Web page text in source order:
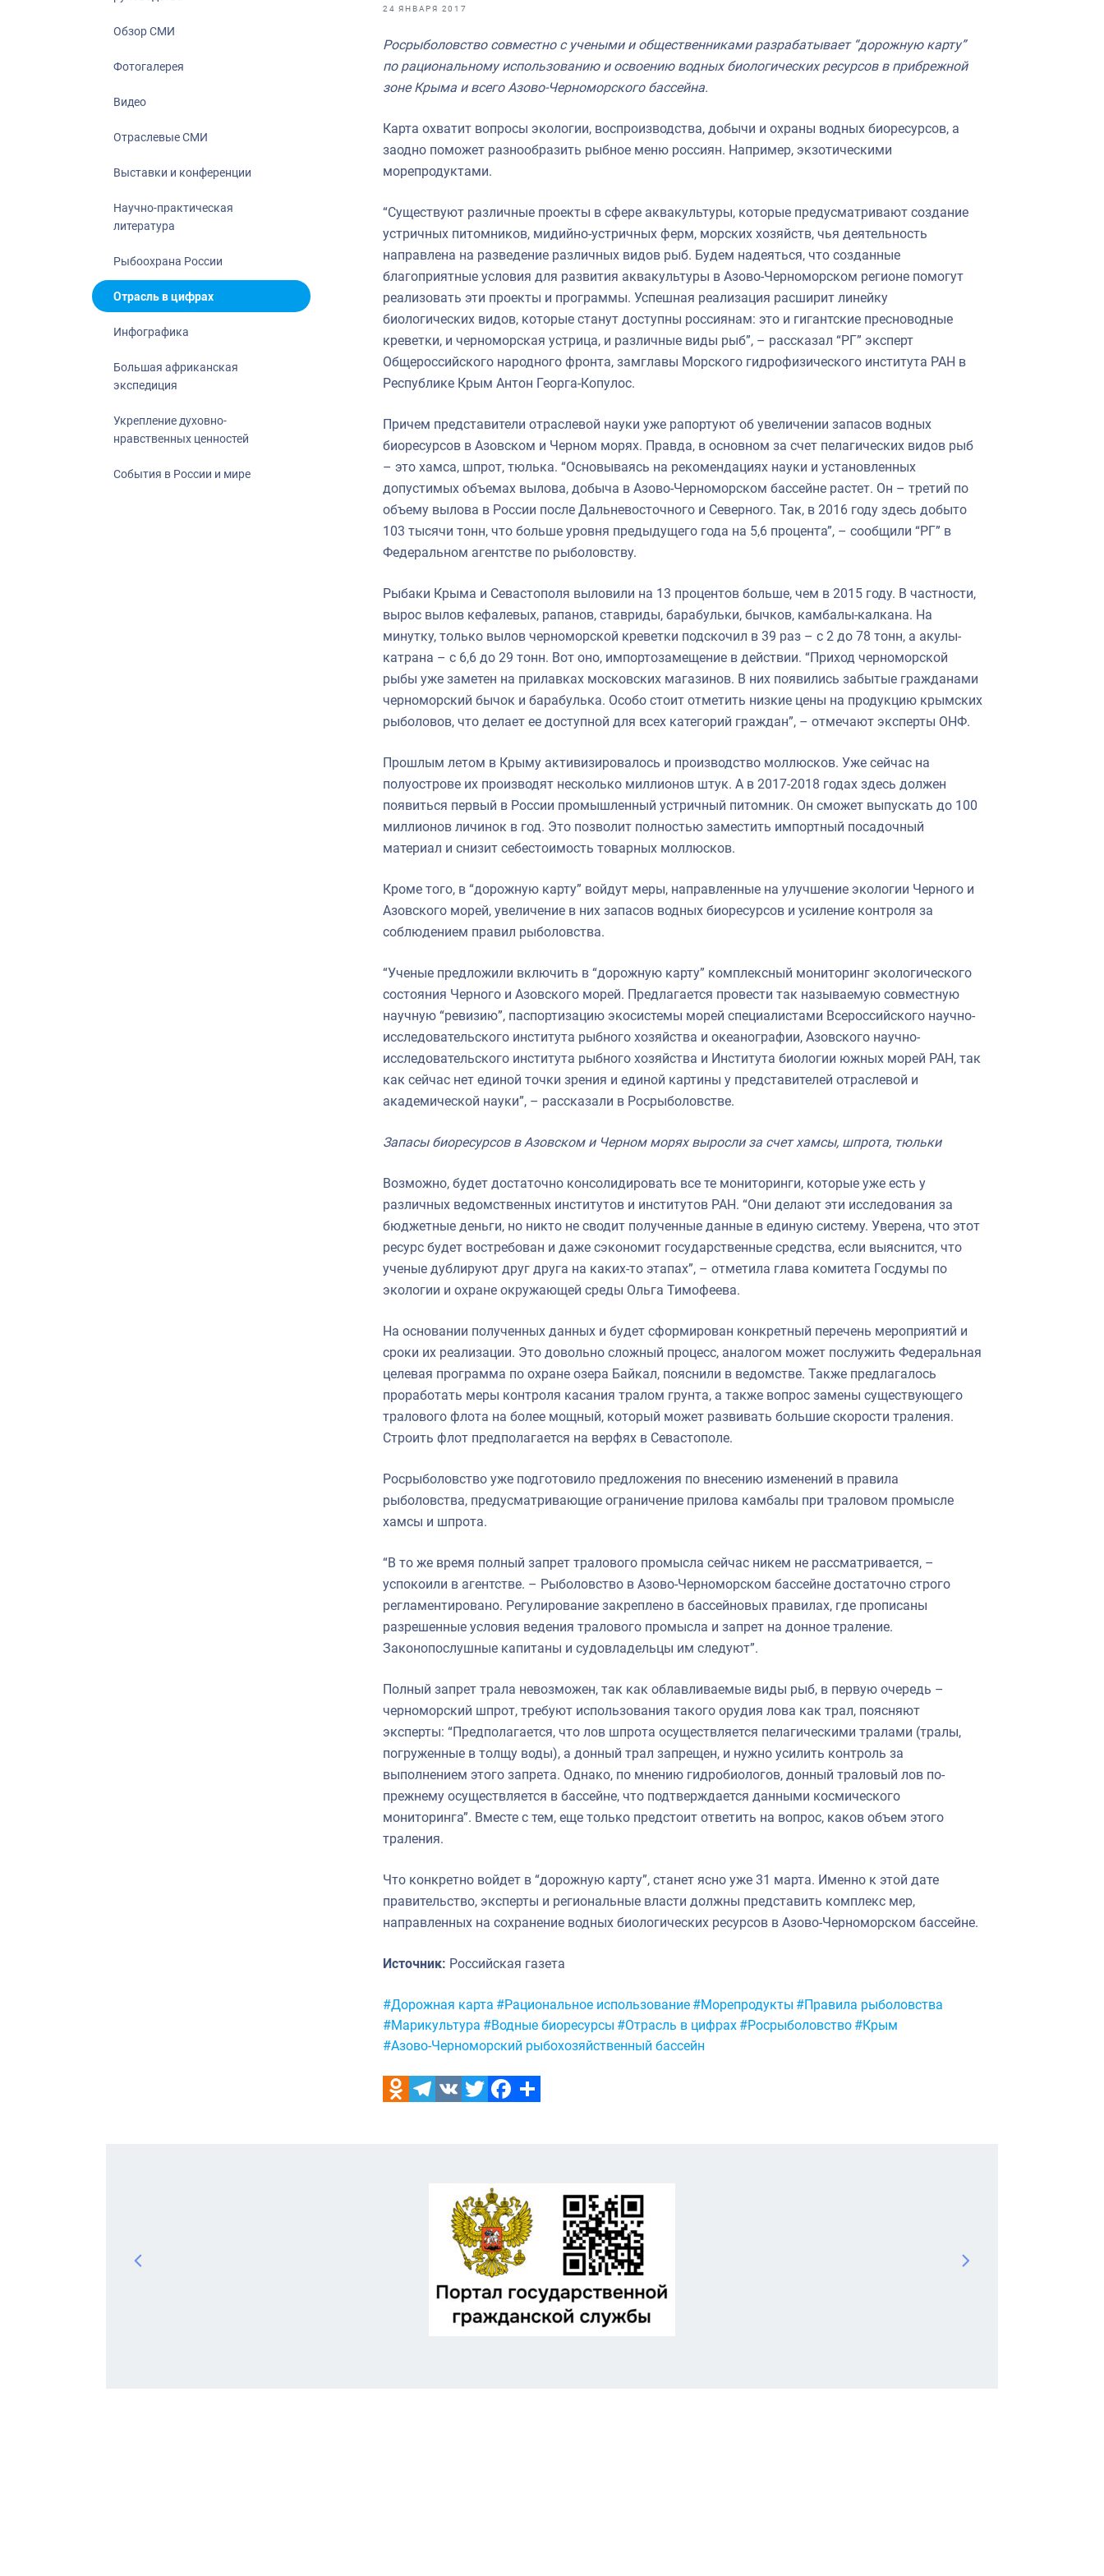
Большая африканская экспедиция
Укрепление духовно-нравственных
События в России и мире
Обзор СМИ
Фотогалерея
Видео
Отраслевые СМИ
Выставки и конференции
Научно-практическая
литература
Рыбоохрана России
Отрасль в цифрах
Инфографика
Большая африканская
экспедиция
Укрепление духовно-
нравственных ценностей
События в России и мире
24 ЯНВАРЯ 2017
Росрыболовство совместно с учеными и общественниками разрабатывает “дорожную карту”
по рациональному использованию и освоению водных биологических ресурсов в прибрежной
зоне Крыма и всего Азово-Черноморского бассейна.
Карта охватит вопросы экологии, воспроизводства, добычи и охраны водных биоресурсов, а
заодно поможет разнообразить рыбное меню россиян. Например, экзотическими
морепродуктами.
“Существуют различные проекты в сфере аквакультуры, которые предусматривают создание
устричных питомников, мидийно-устричных ферм, морских хозяйств, чья деятельность
направлена на разведение различных видов рыб. Будем надеяться, что созданные
благоприятные условия для развития аквакультуры в Азово-Черноморском регионе помогут
реализовать эти проекты и программы. Успешная реализация расширит линейку
биологических видов, которые станут доступны россиянам: это и гигантские пресноводные
креветки, и черноморская устрица, и различные виды рыб”, – рассказал “РГ” эксперт
Общероссийского народного фронта, замглавы Морского гидрофизического института РАН в
Республике Крым Антон Георга-Копулос.
Причем представители отраслевой науки уже рапортуют об увеличении запасов водных
биоресурсов в Азовском и Черном морях. Правда, в основном за счет пелагических видов рыб
– это хамса, шпрот, тюлька. “Основываясь на рекомендациях науки и установленных
допустимых объемах вылова, добыча в Азово-Черноморском бассейне растет. Он – третий по
объему вылова в России после Дальневосточного и Северного. Так, в 2016 году здесь добыто
103 тысячи тонн, что больше уровня предыдущего года на 5,6 процента”, – сообщили “РГ” в
Федеральном агентстве по рыболовству.
Рыбаки Крыма и Севастополя выловили на 13 процентов больше, чем в 2015 году. В частности,
вырос вылов кефалевых, рапанов, ставриды, барабульки, бычков, камбалы-калкана. На
минутку, только вылов черноморской креветки подскочил в 39 раз – с 2 до 78 тонн, а акулы-
катрана – с 6,6 до 29 тонн. Вот оно, импортозамещение в действии. “Приход черноморской
рыбы уже заметен на прилавках московских магазинов. В них появились забытые гражданами
черноморский бычок и барабулька. Особо стоит отметить низкие цены на продукцию крымских
рыболовов, что делает ее доступной для всех категорий граждан”, – отмечают эксперты ОНФ.
Прошлым летом в Крыму активизировалось и производство моллюсков. Уже сейчас на
полуострове их производят несколько миллионов штук. А в 2017-2018 годах здесь должен
появиться первый в России промышленный устричный питомник. Он сможет выпускать до 100
миллионов личинок в год. Это позволит полностью заместить импортный посадочный
материал и снизит себестоимость товарных моллюсков.
Кроме того, в “дорожную карту” войдут меры, направленные на улучшение экологии Черного и
Азовского морей, увеличение в них запасов водных биоресурсов и усиление контроля за
соблюдением правил рыболовства.
“Ученые предложили включить в “дорожную карту” комплексный мониторинг экологического
состояния Черного и Азовского морей. Предлагается провести так называемую совместную
научную “ревизию”, паспортизацию экосистемы морей специалистами Всероссийского научно-
исследовательского института рыбного хозяйства и океанографии, Азовского научно-
исследовательского института рыбного хозяйства и Института биологии южных морей РАН, так
как сейчас нет единой точки зрения и единой картины у представителей отраслевой и
академической науки”, – рассказали в Росрыболовстве.
Запасы биоресурсов в Азовском и Черном морях выросли за счет хамсы, шпрота, тюльки
Возможно, будет достаточно консолидировать все те мониторинги, которые уже есть у
различных ведомственных институтов и институтов РАН. “Они делают эти исследования за
бюджетные деньги, но никто не сводит полученные данные в единую систему. Уверена, что этот
ресурс будет востребован и даже сэкономит государственные средства, если выяснится, что
ученые дублируют друг друга на каких-то этапах”, – отметила глава комитета Госдумы по
экологии и охране окружающей среды Ольга Тимофеева.
На основании полученных данных и будет сформирован конкретный перечень мероприятий и
сроки их реализации. Это довольно сложный процесс, аналогом может послужить Федеральная
целевая программа по охране озера Байкал, пояснили в ведомстве. Также предлагалось
проработать меры контроля касания тралом грунта, а также вопрос замены существующего
тралового флота на более мощный, который может развивать большие скорости траления.
Строить флот предполагается на верфях в Севастополе.
Росрыболовство уже подготовило предложения по внесению изменений в правила
рыболовства, предусматривающие ограничение прилова камбалы при траловом промысле
хамсы и шпрота.
“В то же время полный запрет тралового промысла сейчас никем не рассматривается, –
успокоили в агентстве. – Рыболовство в Азово-Черноморском бассейне достаточно строго
регламентировано. Регулирование закреплено в бассейновых правилах, где прописаны
разрешенные условия ведения тралового промысла и запрет на донное траление.
Законопослушные капитаны и судовладельцы им следуют”.
Полный запрет трала невозможен, так как облавливаемые виды рыб, в первую очередь –
черноморский шпрот, требуют использования такого орудия лова как трал, поясняют
эксперты: “Предполагается, что лов шпрота осуществляется пелагическими тралами (тралы,
погруженные в толщу воды), а донный трал запрещен, и нужно усилить контроль за
выполнением этого запрета. Однако, по мнению гидробиологов, донный траловый лов по-
прежнему осуществляется в бассейне, что подтверждается данными космического
мониторинга”. Вместе с тем, еще только предстоит ответить на вопрос, каков объем этого
траления.
Что конкретно войдет в “дорожную карту”, станет ясно уже 31 марта. Именно к этой дате
правительство, эксперты и региональные власти должны представить комплекс мер,
направленных на сохранение водных биологических ресурсов в Азово-Черноморском бассейне.
Источник: Российская газета
Метки:
#Дорожная карта #Рациональное использование #Морепродукты #Правила рыболовства
#Марикультура #Водные биоресурсы #Отрасль в цифрах #Росрыболовство #Крым
#Азово-Черноморский рыбохозяйственный бассейн